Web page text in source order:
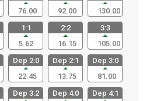
76.00
92.00
130.00
1:1
5.62
2:2
16.15
3:3
105.00
Dep 2:0
22.45
Dep 2:1
13.75
Dep 3:0
81.00
Dep 3:2
Dep 4:0
Dep 4:1